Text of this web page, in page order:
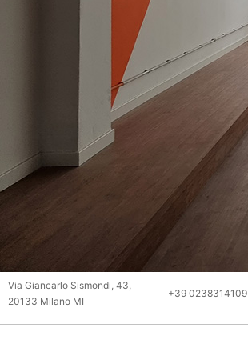
Via Giancarlo Sismondi, 43,
20133 Milano MI
+39 0238314109